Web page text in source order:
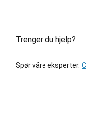
Trenger du hjelp?
Spør våre eksperter.